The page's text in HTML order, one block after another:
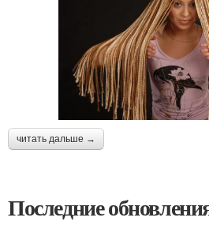
читать дальше →
Последние